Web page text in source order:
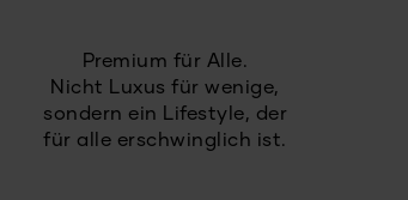
Premium für Alle.
Nicht Luxus für wenige,
sondern ein Lifestyle, der
für alle erschwinglich ist.